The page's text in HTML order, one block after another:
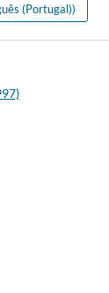
(Portugal))